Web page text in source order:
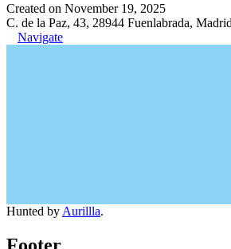
Created on November 19, 2025
C. de la Paz, 43, 28944 Fuenlabrada,
Navigate
Hunted by Aurillla.
Footer